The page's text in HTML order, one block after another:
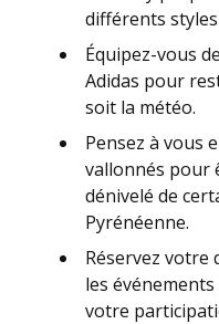
différents
Équipez-vous
Adidas pour
soit la météo.
Pensez à vous
vallonnés pour
dénivelé de
Pyrénéenne.
Réservez
les
votre